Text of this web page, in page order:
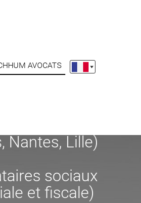
AVOCATS
Nantes, Lille)
sociaux
et fiscale)